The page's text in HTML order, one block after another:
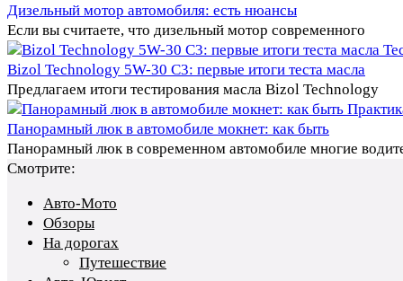
Дизельный мотор автомобиля: есть нюансы
Если вы считаете, что дизельный мотор современного
Bizol Technology 5W-30 C3: первые итоги теста масла
Предлагаем итоги тестирования масла Bizol Technology
Панорамный люк в автомобиле мокнет: как быть
Панорамный люк в современном автомобиле многие
Смотрите:
Авто-Мото
Обзоры
На дорогах
Путешествие